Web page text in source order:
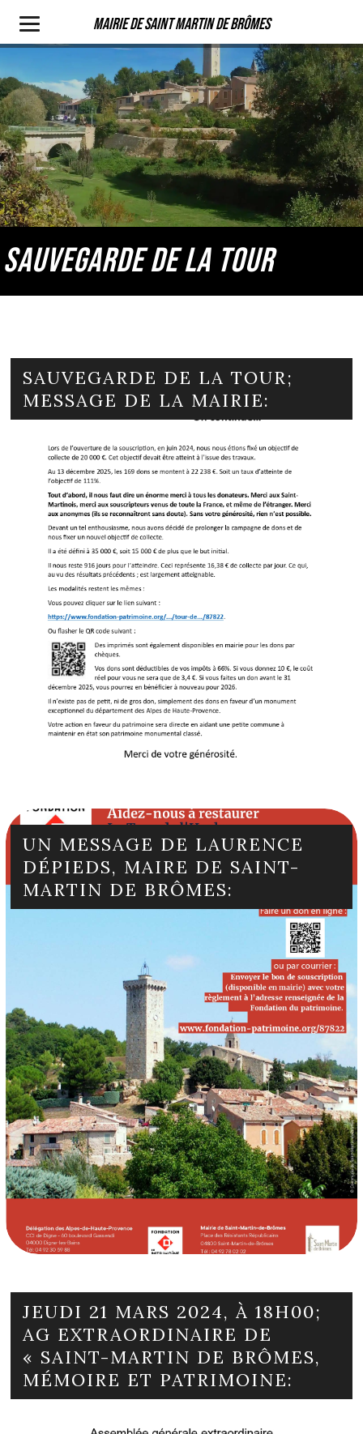
Mairie de Saint Martin de Brômes
SAUVEGARDE DE LA TOUR
SAUVEGARDE DE LA TOUR;
MESSAGE DE LA MAIRIE:
UN MESSAGE DE LAURENCE
DÉPIEDS, MAIRE DE SAINT-
MARTIN DE BRÔMES:
JEUDI 21 MARS 2024, À 18H00;
AG EXTRAORDINAIRE DE
« SAINT-MARTIN DE BRÔMES,
MÉMOIRE ET PATRIMOINE: